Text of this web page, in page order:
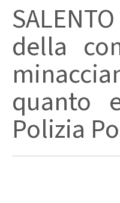
della
quanto
Polizia